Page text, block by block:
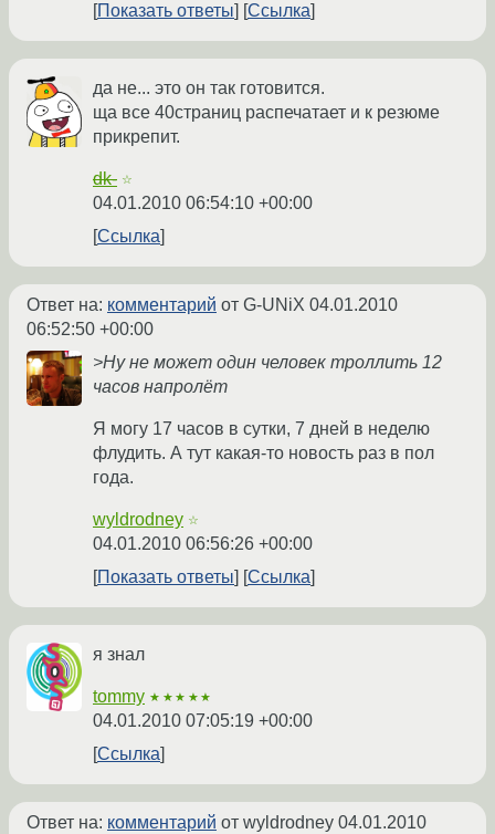
Показать ответы Ссылка
да не... это он так готовится.
ща все 40страниц распечатает и к резюме
прикрепит.
dk- ☆
04.01.2010 06:54:10 +00:00
Ссылка
Ответ на: комментарий от G-UNiX 04.01.2010
06:52:50 +00:00
>Ну не может один человек троллить 12
часов напролёт
Я могу 17 часов в сутки, 7 дней в неделю
флудить. А тут какая-то новость раз в пол
года.
wyldrodney ☆
04.01.2010 06:56:26 +00:00
Показать ответы
Ссылка
я знал
tommy ★★★★★
04.01.2010 07:05:19 +00:00
Ссылка
Ответ на: комментарий от wyldrodney 04.01.2010